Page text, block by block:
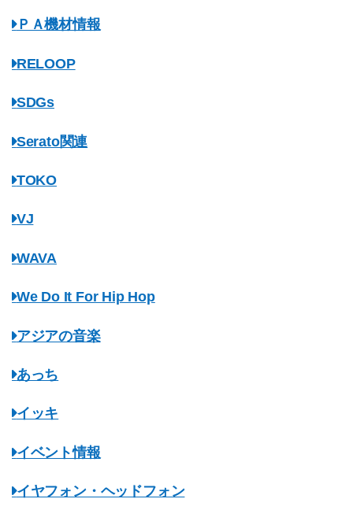
ＰＡ機材情報
RELOOP
SDGs
Serato関連
TOKO
VJ
WAVA
We Do It For Hip Hop
アジアの音楽
あっち
イッキ
イベント情報
イヤフォン・ヘッドフォン